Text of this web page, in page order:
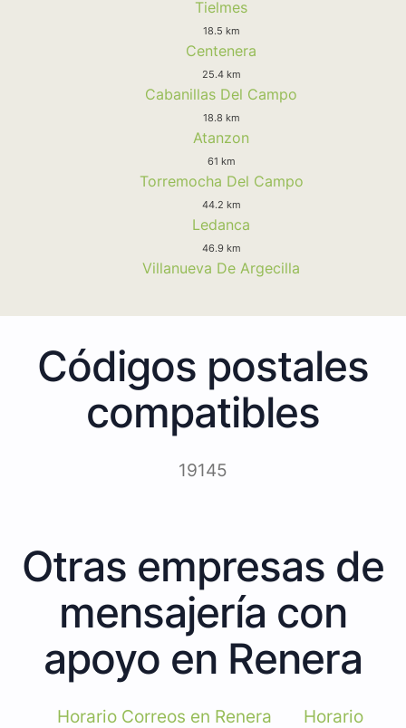
Tielmes
18.5 km
Centenera
25.4 km
Cabanillas Del Campo
18.8 km
Atanzon
61 km
Torremocha Del Campo
44.2 km
Ledanca
46.9 km
Villanueva De Argecilla
Códigos postales
compatibles
19145
Otras empresas de
mensajería con
apoyo en Renera
Horario Correos en Renera Horario